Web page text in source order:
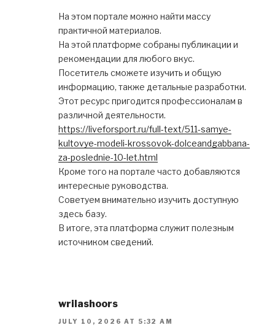
На этом портале можно найти массу
практичной материалов.
На этой платформе собраны публикации и
рекомендации для любого вкус.
Посетитель сможете изучить и общую
информацию, также детальные разработки.
Этот ресурс пригодится профессионалам в
различной деятельности.
https://liveforsport.ru/full-text/511-samye-
kultovye-modeli-krossovok-dolceandgabbana-
za-poslednie-10-let.html
Кроме того на портале часто добавляются
интересные руководства.
Советуем внимательно изучить доступную
здесь базу.
В итоге, эта платформа служит полезным
источником сведений.
wrilashoors
JULY 10, 2026 AT 5:32 AM